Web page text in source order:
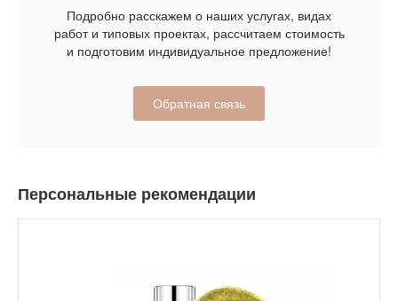
Подробно расскажем о наших услугах, видах
работ и типовых проектах, рассчитаем стоимость
и подготовим индивидуальное предложение!
Обратная связь
Персональные рекомендации